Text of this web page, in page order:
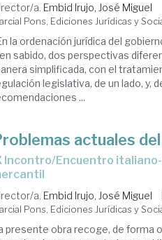
a. Embid Irujo, José Miguel
Pons, Ediciones Jurídicas y
la ordenación jurídica del
sabido, dos perspectivas
simplificada, con el
legislativa, de un lado, y,
...
actuales
a. Embid Irujo, José Miguel
Pons, Ediciones Jurídicas y
presente obra recoge, de forma